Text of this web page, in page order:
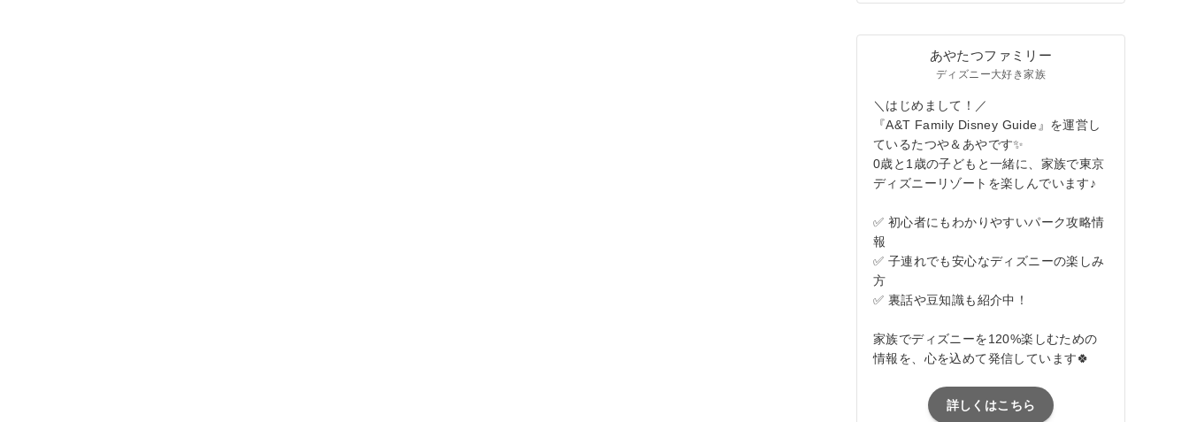
あやたつファミリー
ディズニー大好き家族
＼はじめまして！／
『A&T Family Disney Guide』を運営し
ているたつや＆あやです✨
0歳と1歳の子どもと一緒に、家族で東京
ディズニーリゾートを楽しんでいます♪
✅ 初心者にもわかりやすいパーク攻略情
報
✅ 子連れでも安心なディズニーの楽しみ
方
✅ 裏話や豆知識も紹介中！
家族でディズニーを120%楽しむための
情報を、心を込めて発信しています🍀
詳しくはこちら